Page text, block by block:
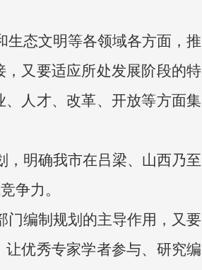
生态文明等各领域各方面，推
又要适应所处发展阶段的特
人才、改革、开放等方面集
，明确我市在吕梁、山西乃至
争力。
门编制规划的主导作用，又要
优秀专家学者参与、研究编